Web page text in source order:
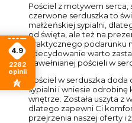
Pościel z motywem
czerwone serduszka to
małżeńskiej sypialni,
od święta, ale też na
praktycznego podarunku
zdecydowanie warto
bawełnianej pościeli w
Pościel w serduszka
sypialni i wniesie odrobinę
wnętrze. Została uszyta z
dlatego zapewni Ci
przejrzenia naszej oferty i
4.9
2282
opinii